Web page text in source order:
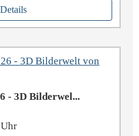
- 3D Bilderwel...